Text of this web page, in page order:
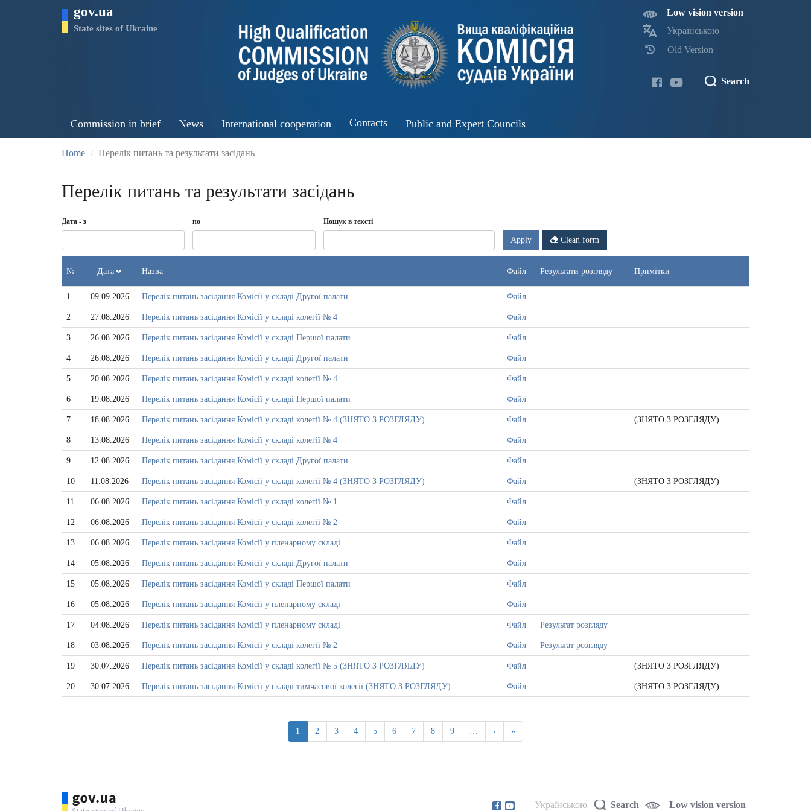
gov.ua
State sites of Ukraine
Low vision version
Українською
Old Version
Search
Commission in brief News International cooperation Contacts Public and Expert Councils
Home Перелік питань та результати засідань
Перелік питань та результати засідань
Дата - з
Date
Дата
по
Date
по
Пошук в тексті
Apply Clean form
№ Дата Назва Файл Результати розгляду Примітки
1 09.09.2026 Перелік питань засідання Комісії у складі Другої палати Файл
2 27.08.2026 Перелік питань засідання Комісії у складі колегії № 4 Файл
3 26.08.2026 Перелік питань засідання Комісії у складі Першої палати Файл
4 26.08.2026 Перелік питань засідання Комісії у складі Другої палати Файл
5 20.08.2026 Перелік питань засідання Комісії у складі колегії № 4 Файл
6 19.08.2026 Перелік питань засідання Комісії у складі Першої палати Файл
7 18.08.2026 Перелік питань засідання Комісії у складі колегії № 4 (ЗНЯТО З РОЗГЛЯДУ) Файл (ЗНЯТО З РОЗГЛЯДУ)
8 13.08.2026 Перелік питань засідання Комісії у складі колегії № 4 Файл
9 12.08.2026 Перелік питань засідання Комісії у складі Другої палати Файл
10 11.08.2026 Перелік питань засідання Комісії у складі колегії № 4 (ЗНЯТО З РОЗГЛЯДУ) Файл (ЗНЯТО З РОЗГЛЯДУ)
11 06.08.2026 Перелік питань засідання Комісії у складі колегії № 1 Файл
12 06.08.2026 Перелік питань засідання Комісії у складі колегії № 2 Файл
13 06.08.2026 Перелік питань засідання Комісії у пленарному складі Файл
14 05.08.2026 Перелік питань засідання Комісії у складі Другої палати Файл
15 05.08.2026 Перелік питань засідання Комісії у складі Першої палати Файл
16 05.08.2026 Перелік питань засідання Комісії у пленарному складі Файл
17 04.08.2026 Перелік питань засідання Комісії у пленарному складі Файл Результат розгляду
18 03.08.2026 Перелік питань засідання Комісії у складі колегії № 2 Файл Результат розгляду
19 30.07.2026 Перелік питань засідання Комісії у складі колегії № 5 (ЗНЯТО З РОЗГЛЯДУ) Файл (ЗНЯТО З РОЗГЛЯДУ)
20 30.07.2026 Перелік питань засідання Комісії у складі тимчасової колегії (ЗНЯТО З РОЗГЛЯДУ) Файл (ЗНЯТО З РОЗГЛЯДУ)
1 2 3 4 5 6 7 8 9 › »
Low vision version
Search
Українською